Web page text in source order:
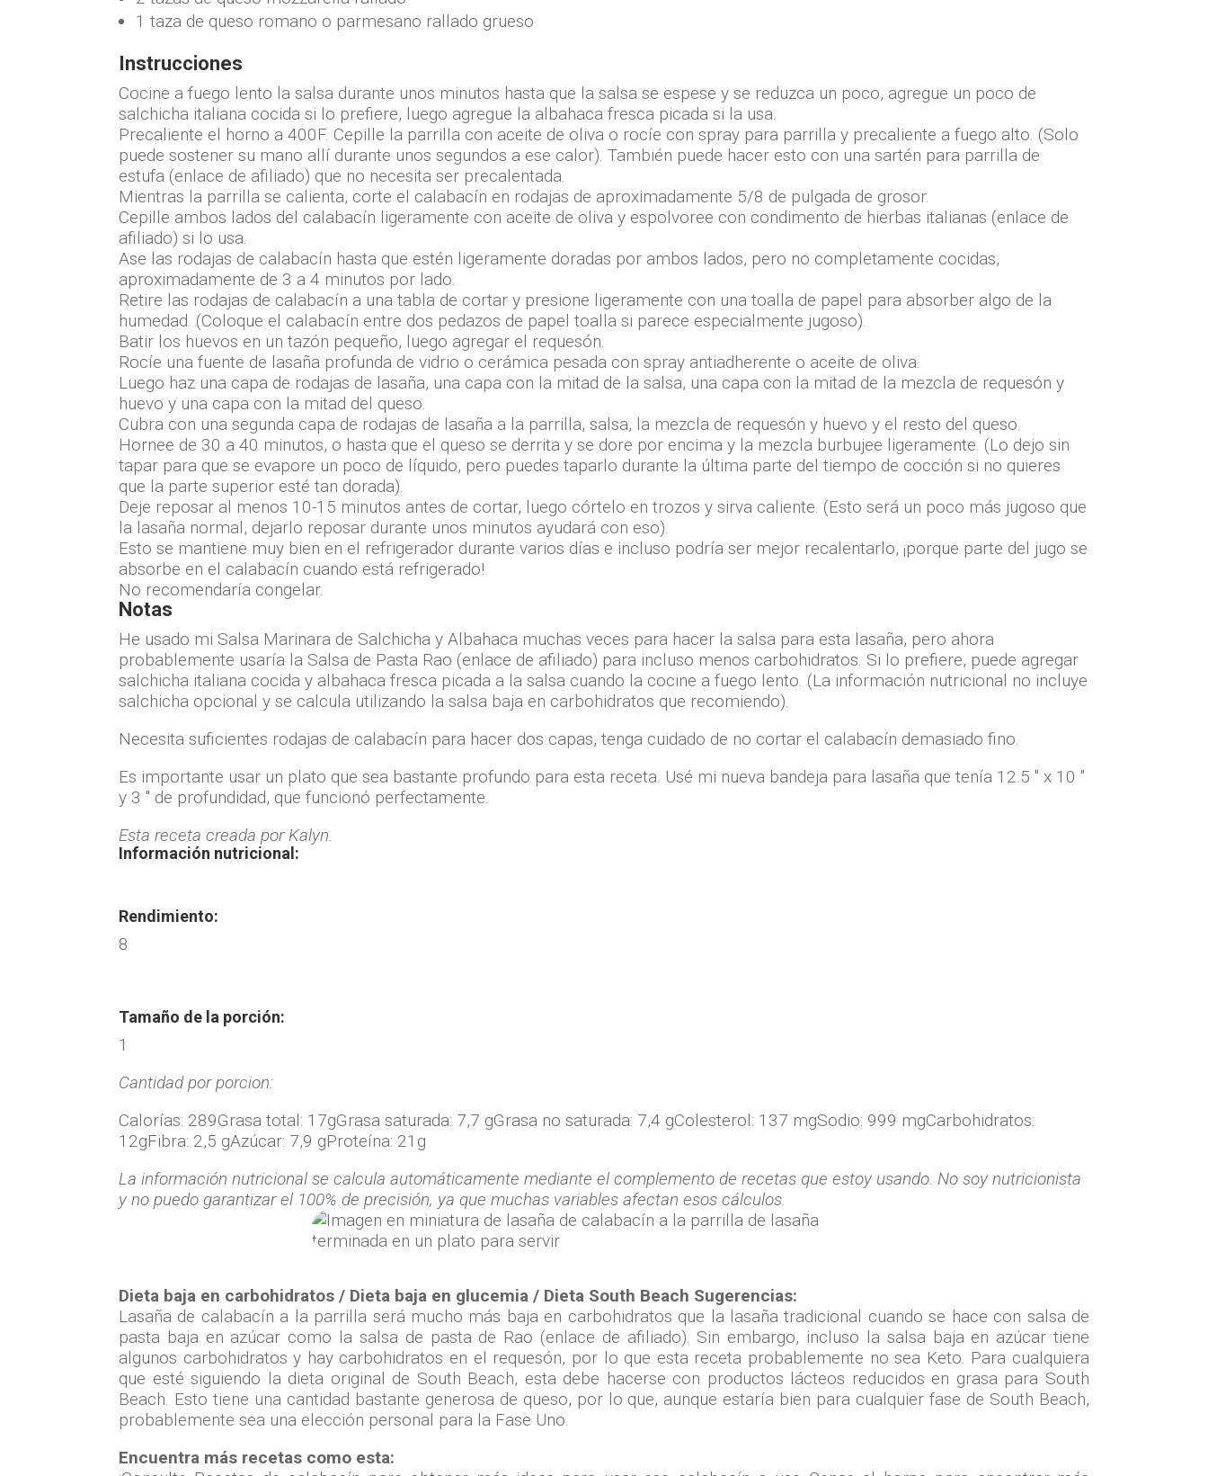
1 taza de queso romano o parmesano rallado grueso
Instrucciones
Cocine a fuego lento la salsa durante unos minutos hasta que la salsa se espese y se reduzca un poco, agregue un poco de
salchicha italiana cocida si lo prefiere, luego agregue la albahaca fresca picada si la usa.
Precaliente el horno a 400F. Cepille la parrilla con aceite de oliva o rocíe con spray para parrilla y precaliente a fuego alto. (Solo
puede sostener su mano allí durante unos segundos a ese calor). También puede hacer esto con una sartén para parrilla de
estufa (enlace de afiliado) que no necesita ser precalentada.
Mientras la parrilla se calienta, corte el calabacín en rodajas de aproximadamente 5/8 de pulgada de grosor.
Cepille ambos lados del calabacín ligeramente con aceite de oliva y espolvoree con condimento de hierbas italianas (enlace de
afiliado) si lo usa.
Ase las rodajas de calabacín hasta que estén ligeramente doradas por ambos lados, pero no completamente cocidas,
aproximadamente de 3 a 4 minutos por lado.
Retire las rodajas de calabacín a una tabla de cortar y presione ligeramente con una toalla de papel para absorber algo de la
humedad. (Coloque el calabacín entre dos pedazos de papel toalla si parece especialmente jugoso).
Batir los huevos en un tazón pequeño, luego agregar el requesón.
Rocíe una fuente de lasaña profunda de vidrio o cerámica pesada con spray antiadherente o aceite de oliva.
Luego haz una capa de rodajas de lasaña, una capa con la mitad de la salsa, una capa con la mitad de la mezcla de requesón y
huevo y una capa con la mitad del queso.
Cubra con una segunda capa de rodajas de lasaña a la parrilla, salsa, la mezcla de requesón y huevo y el resto del queso.
Hornee de 30 a 40 minutos, o hasta que el queso se derrita y se dore por encima y la mezcla burbujee ligeramente. (Lo dejo sin
tapar para que se evapore un poco de líquido, pero puedes taparlo durante la última parte del tiempo de cocción si no quieres
que la parte superior esté tan dorada).
Deje reposar al menos 10-15 minutos antes de cortar, luego córtelo en trozos y sirva caliente. (Esto será un poco más jugoso que
la lasaña normal, dejarlo reposar durante unos minutos ayudará con eso).
Esto se mantiene muy bien en el refrigerador durante varios días e incluso podría ser mejor recalentarlo, ¡porque parte del jugo se
absorbe en el calabacín cuando está refrigerado!
No recomendaría congelar.
Notas
He usado mi Salsa Marinara de Salchicha y Albahaca muchas veces para hacer la salsa para esta lasaña, pero ahora
probablemente usaría la Salsa de Pasta Rao (enlace de afiliado) para incluso menos carbohidratos. Si lo prefiere, puede agregar
salchicha italiana cocida y albahaca fresca picada a la salsa cuando la cocine a fuego lento. (La información nutricional no incluye
salchicha opcional y se calcula utilizando la salsa baja en carbohidratos que recomiendo).
Necesita suficientes rodajas de calabacín para hacer dos capas, tenga cuidado de no cortar el calabacín demasiado fino.
Es importante usar un plato que sea bastante profundo para esta receta. Usé mi nueva bandeja para lasaña que tenía 12.5 ″ x 10 ″
y 3 ″ de profundidad, que funcionó perfectamente.
Esta receta creada por Kalyn.
Información nutricional:
Rendimiento:
8
Tamaño de la porción:
1
Cantidad por porcion:
Calorías: 289Grasa total: 17gGrasa saturada: 7,7 gGrasa no saturada: 7,4 gColesterol: 137 mgSodio: 999 mgCarbohidratos:
12gFibra: 2,5 gAzúcar: 7,9 gProteína: 21g
La información nutricional se calcula automáticamente mediante el complemento de recetas que estoy usando. No soy nutricionista
y no puedo garantizar el 100% de precisión, ya que muchas variables afectan esos cálculos.
Dieta baja en carbohidratos / Dieta baja en glucemia / Dieta South Beach Sugerencias:
Lasaña de calabacín a la parrilla será mucho más baja en carbohidratos que la lasaña tradicional cuando se hace con salsa de
pasta baja en azúcar como la salsa de pasta de Rao (enlace de afiliado). Sin embargo, incluso la salsa baja en azúcar tiene
algunos carbohidratos y hay carbohidratos en el requesón, por lo que esta receta probablemente no sea Keto. Para cualquiera
que esté siguiendo la dieta original de South Beach, esta debe hacerse con productos lácteos reducidos en grasa para South
Beach. Esto tiene una cantidad bastante generosa de queso, por lo que, aunque estaría bien para cualquier fase de South Beach,
probablemente sea una elección personal para la Fase Uno.
Encuentra más recetas como esta: